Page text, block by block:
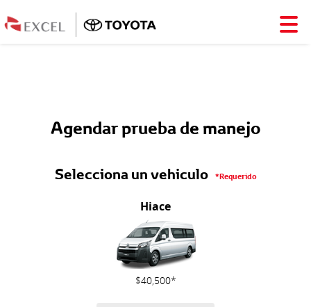
Agendar prueba de manejo
Selecciona un vehiculo *Requerido
Hiace
$40,500*